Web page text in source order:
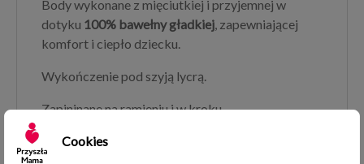
Body wykonane z mięciutkiej i przyjemnej w
dotyku 100% bawełny gładkiej, zapewniającej
komfort i ciepło dziecku.
Wykończenie pod szyją lycrą.
Zapininane na ramieniu i w kroku.
Gramatura 160g.
Cookies